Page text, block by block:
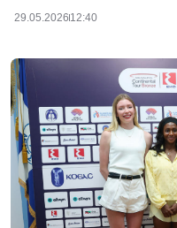
29.05.2026 12:40